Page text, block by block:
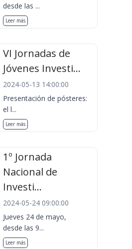
desde las ...
Leer más
VI Jornadas de
Jóvenes Investi...
2024-05-13 14:00:00
Presentación de pósteres:
el l...
Leer más
1º Jornada
Nacional de
Investi...
2024-05-24 09:00:00
Jueves 24 de mayo,
desde las 9...
Leer más